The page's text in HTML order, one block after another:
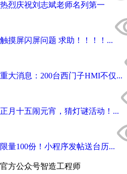
热烈庆祝刘志斌老师名列第一
触摸屏闪屏问题 求助！！！！...
重大消息：200台西门子HMI不仅...
正月十五闹元宵，猜灯谜活动！...
限量100份！小程序发帖送台历...
官方公众号智造工程师